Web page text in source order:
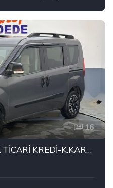
16
OTOMOBİL-TAMAMINA TİCARİ KREDİ-K.KARTI %0-3.99 ÇEK-2.99 SENET-ÇKS SATIŞ